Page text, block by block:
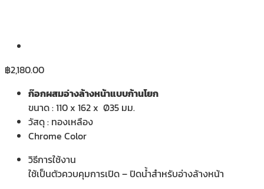
฿2,180.00
ก๊อกผสมอ่างล้างหน้าแบบก้านโยก
ขนาด : 110 x 162 x Ø35 มม.
วัสดุ : ทองเหลือง
Chrome Color
วิธีการใช้งาน
ใช้เป็นตัวควบคุมการเปิด – ปิดน้ำสำหรับอ่างล้างหน้า